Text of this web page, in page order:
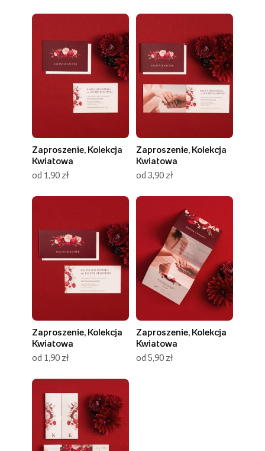
Zaproszenie, Kolekcja
Kwiatowa
od 1,90 zł
Zaproszenie, Kolekcja
Kwiatowa
od 3,90 zł
Zaproszenie, Kolekcja
Kwiatowa
od 1,90 zł
Zaproszenie, Kolekcja
Kwiatowa
od 5,90 zł